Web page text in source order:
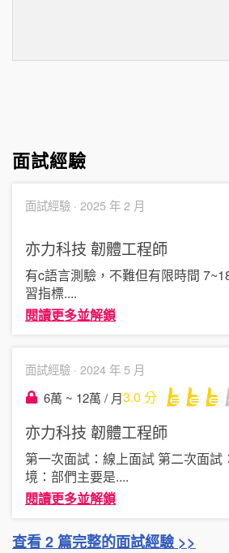
面試經驗
面試經驗 · 2025 年 2 月
亦力科技 韌體工程師
有c語言測驗，不難但有限時間
習指標....
閱讀更多並解鎖
面試經驗 · 2024 年 5 月
6萬 ~ 12萬 / 月3.0 分
亦力科技 韌體工程師
第一次面試：線上面試 第二次面試
境：部們主要是....
閱讀更多並解鎖
查看 2 篇完整的面試經驗 >>